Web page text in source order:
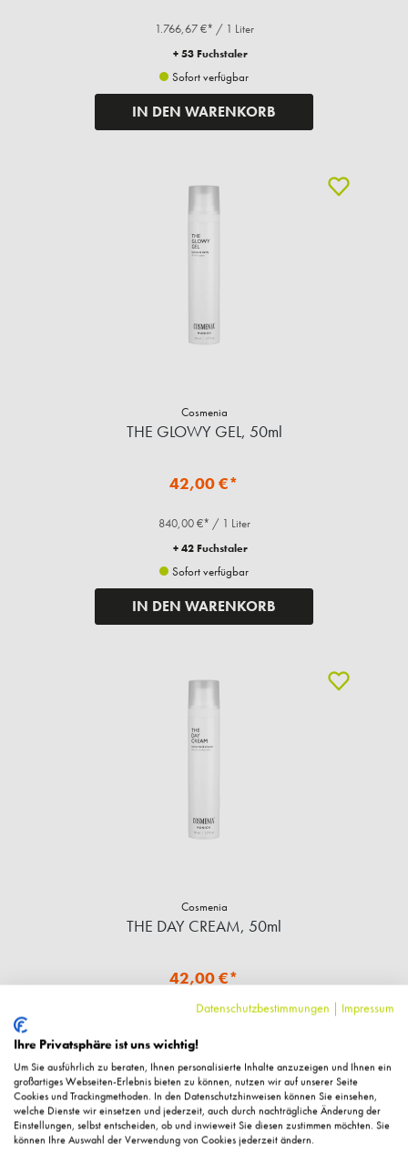
1.766,67 €* / 1 Liter
+ 53 Fuchstaler
Sofort verfügbar
IN DEN WARENKORB
Cosmenia
THE GLOWY GEL, 50ml
42,00 €*
840,00 €* / 1 Liter
+ 42 Fuchstaler
Sofort verfügbar
IN DEN WARENKORB
Cosmenia
THE DAY CREAM, 50ml
42,00 €*
840,00 €* / 1 Liter
+ 42 Fuchstaler
Sofort verfügbar
IN DEN WARENKORB
Datenschutzbestimmungen | Impressum
Ihre Privatsphäre ist uns wichtig!
Um Sie ausführlich zu beraten, Ihnen personalisierte Inhalte anzuzeigen und Ihnen ein
großartiges Webseiten-Erlebnis bieten zu können, nutzen wir auf unserer Seite
Cookies und Trackingmethoden. In den Datenschutzhinweisen können Sie einsehen,
welche Dienste wir einsetzen und jederzeit, auch durch nachträgliche Änderung der
Einstellungen, selbst entscheiden, ob und inwieweit Sie diesen zustimmen möchten. Sie
können Ihre Auswahl der Verwendung von Cookies jederzeit ändern.